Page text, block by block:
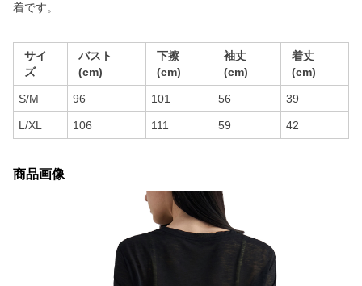
着です。
サイ
ズ
バスト
(cm)
下擦
(cm)
袖丈
(cm)
着丈
(cm)
S/M 96 101 56 39
L/XL 106 111 59 42
商品画像